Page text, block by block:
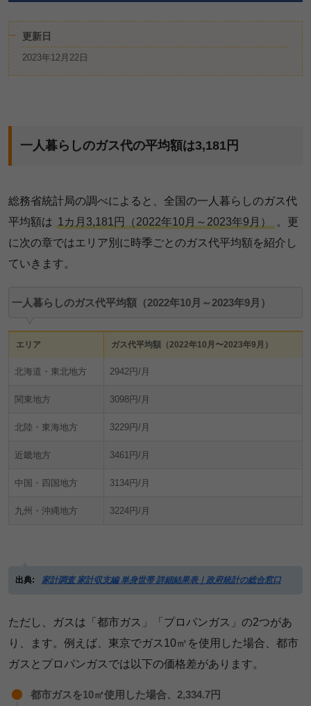
更新日
2023年12月22日
一人暮らしのガス代の平均額は3,181円
総務省統計局の調べによると、全国の一人暮らしのガス代
平均額は 1カ月3,181円（2022年10月～2023年9月）
。更
に次の章ではエリア別に時季ごとのガス代平均額を紹介し
ていきます。
一人暮らしのガス代平均額（2022年10月～2023年9月）
エリア ガス代平均額（2022年10月〜2023年9月）
北海道・東北地方 2942円/月
関東地方 3098円/月
北陸・東海地方 3229円/月
近畿地方 3461円/月
中国・四国地方 3134円/月
九州・沖縄地方 3224円/月
出典: 家計調査 家計収支編 単身世帯 詳細結果表｜政府統計の総合窓口
ただし、ガスは「都市ガス」「プロパンガス」の2つがあ
り、ます。例えば、東京でガス10㎥を使用した場合、都市
ガスとプロパンガスでは以下の価格差があります。
都市ガスを10㎥使用した場合、2,334.7円